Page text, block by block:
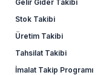
Gelir Gider Takibi
Stok Takibi
Üretim Takibi
Tahsilat Takibi
İmalat Takip Programı